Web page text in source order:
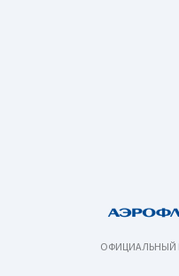
ОФИЦИАЛЬНЫЙ